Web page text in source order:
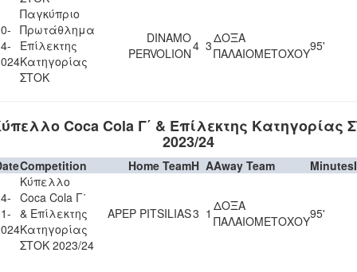
Παγκύπριο
Πρωτάθλημα
Επίλεκτης
Κατηγορίας
ΣΤΟΚ
DINAMO
PERVOLION4 3ΔΟΞΑ
ΠΑΛΑΙΟΜΕΤΟΧΟΥ95'
Coca Cola Γ΄ & Επίλεκτης Κατηγορίας
2023/24
Competition Home TeamH AAway Team Minutes
Κύπελλο
Coca Cola Γ΄
& Επίλεκτης
Κατηγορίας
ΣΤΟΚ 2023/24
APEP PITSILIAS3 1 ΔΟΞΑ
ΠΑΛΑΙΟΜΕΤΟΧΟΥ95'